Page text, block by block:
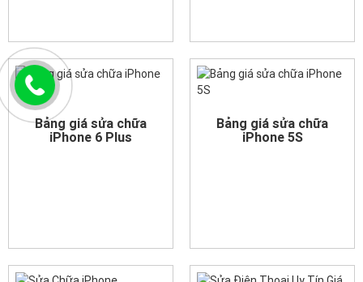
Bảng giá sửa chữa
iPhone 6 Plus
Bảng giá sửa chữa
iPhone 5S